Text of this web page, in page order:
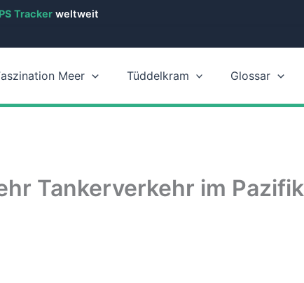
Trackerweltweit
Meer Tüddelkram Glossar
Tankerverkehr im Pazifik